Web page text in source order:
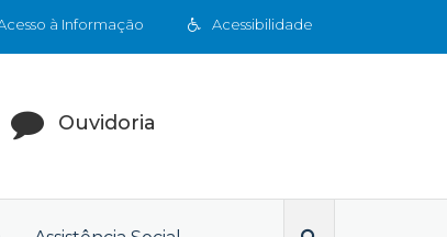
Acessibilidade
à Informação
Ouvidoria